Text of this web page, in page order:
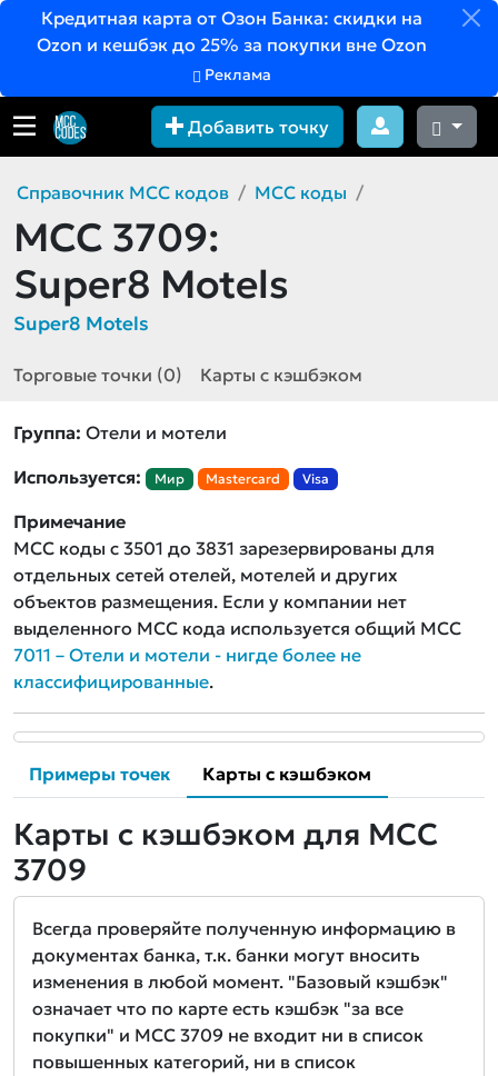
Кредитная карта от Озон Банка: скидки на
Ozon и кешбэк до 25% за покупки вне Ozon
Реклама
Добавить точку
Справочник MCC кодов MCC коды
MCC 3709:
Super8 Motels
Super8 Motels
Торговые точки (0) Карты с кэшбэком
Группа: Отели и мотели
Используется:
Мир Mastercard Visa
Примечание
MCC коды с 3501 до 3831 зарезервированы для
отдельных сетей отелей, мотелей и других
объектов размещения. Если у компании нет
выделенного MCC кода используется общий MCC
7011 – Отели и мотели - нигде более не
классифицированные.
Примеры точек Карты с кэшбэком
Карты с кэшбэком для MCC
3709
Всегда проверяйте полученную информацию в
документах банка, т.к. банки могут вносить
изменения в любой момент. "Базовый кэшбэк"
означает что по карте есть кэшбэк "за все
покупки" и MCC 3709 не входит ни в список
повышенных категорий, ни в список